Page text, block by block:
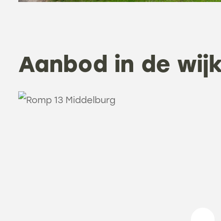
Aanbod in de